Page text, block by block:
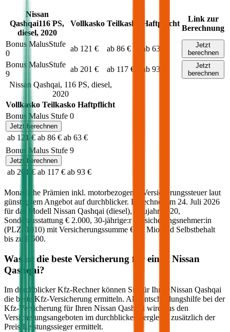
Nissan
Qashqai116 PS,
diesel, 2020
Vollkasko Teilkasko Haftpflicht
Link zur
Berechnung
Bonus MalusStufe
0
ab 121 € ab 86 € ab 63 €
Jetzt
berechnen
Bonus MalusStufe
9
ab 201 € ab 117 € ab 93 €
Jetzt
berechnen
Nissan Qashqai, 116PS, diesel,
2020
Vollkasko Teilkasko Haftpflicht
Bonus Malus Stufe 0
Jetzt berechnen
ab 121 € ab 86 € ab 63 €
Bonus Malus Stufe 9
Jetzt berechnen
ab 201 € ab 117 € ab 93 €
Monatliche Prämien inkl. motorbezogener Versicherungssteuer laut
günstigstem Angebot auf durchblicker. Berechnet am 24. Juli 2026
für das Modell Nissan Qashqai (diesel), Baujahr 2020,
Sonderausstattung € 2.000, 30-jährige:rVersicherungsnehmer:in
(PLZ:
1010) mit Versicherungssumme € 20 Mio und Selbstbehalt
bis zu
€ 500.
Was ist die beste Versicherung für einen Nissan
Qashqai?
Im durchblicker Kfz-Rechner können Sie für Ihren Nissan Qashqai
die beste Kfz-Versicherung ermitteln. Als Entscheidungshilfe bei der
Kfz-Versicherung für Ihren Nissan Qashqai wird aus den
Versicherungsangeboten im durchblicker Vergleich zusätzlich der
Preis-Leistungssieger ermittelt.